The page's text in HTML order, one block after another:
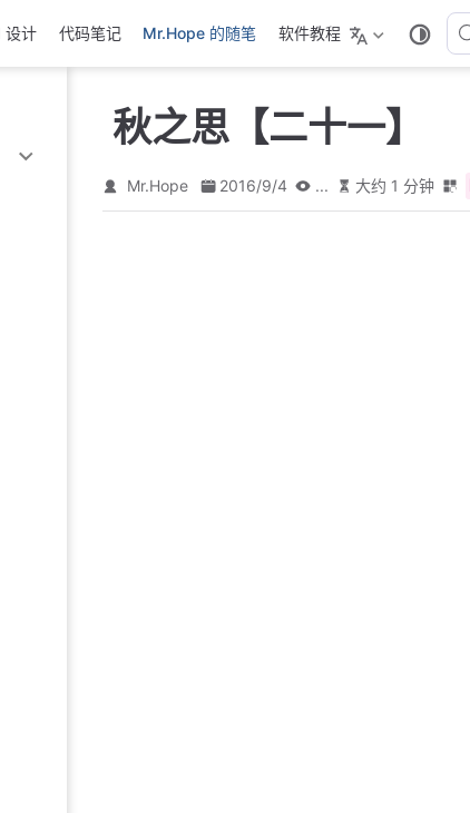
设计 代码笔记 Mr.Hope 的随笔 软件教程
秋之思【二十一】
Mr.Hope 2016/9/4 ... 大约 1 分钟